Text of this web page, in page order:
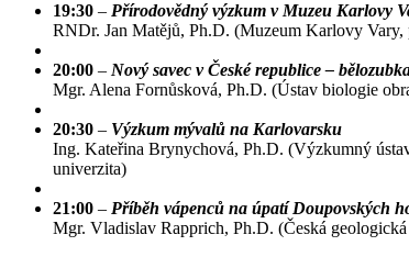
19:30 – Přírodovědný výzkum v Muzeu Karlovy
RNDr. Jan Matějů, Ph.D. (Muzeum Karlovy Vary,
20:00 – Nový savec v České republice –
Mgr. Alena Fornůsková, Ph.D. (Ústav biologie
20:30 – Výzkum mývalů na Karlovarsku
Ing. Kateřina Brynychová, Ph.D. (Výzkumný
univerzita)
21:00 – Příběh vápenců na úpatí Doupovských
Mgr. Vladislav Rapprich, Ph.D. (Česká geologická